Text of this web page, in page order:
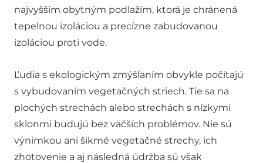
najvyšším obytným podlažím, ktorá je chránená
tepelnou izoláciou a precízne zabudovanou
izoláciou proti vode.
Ľudia s ekologickým zmýšľaním obvykle počítajú
s vybudovaním vegetačných striech. Tie sa na
plochých strechách alebo strechách s nízkymi
sklonmi budujú bez väčších problémov. Nie sú
výnimkou ani šikmé vegetačné strechy, ich
zhotovenie a aj následná údržba sú však